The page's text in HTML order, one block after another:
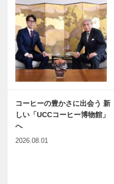
コーヒーの豊かさに出会う 新
しい「UCCコーヒー博物館」
へ
2026.08.01